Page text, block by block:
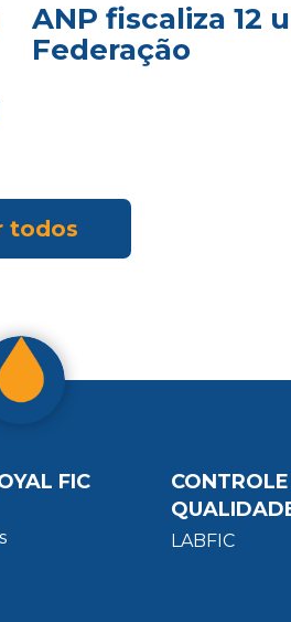
ANP fiscaliza 12
Federação
todos
FIC
LABFIC